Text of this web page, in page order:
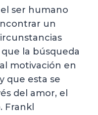
ser humano
un
que la búsqueda
motivación en
que esta se
del amor, el
Frankl